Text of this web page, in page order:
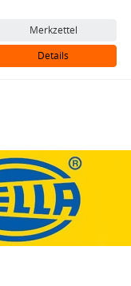
Merkzettel
Details